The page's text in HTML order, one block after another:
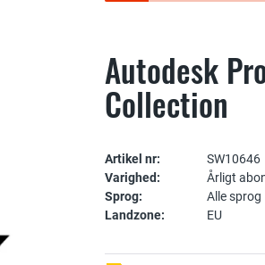
Autodesk
Collection
Artikel nr:
SW10646
Varighed:
Årligt
Sprog:
Alle sprog
Landzone:
EU